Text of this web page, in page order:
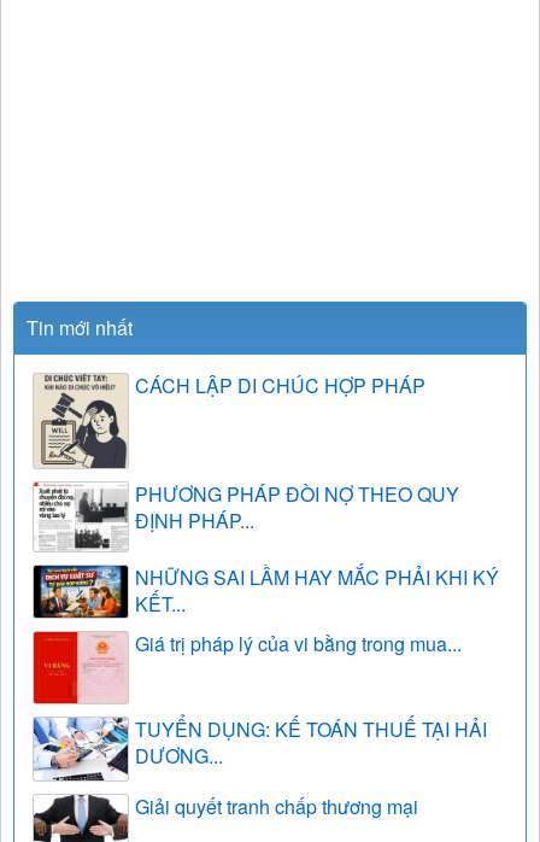
Tin mới nhất
CÁCH LẬP DI CHÚC HỢP PHÁP
PHƯƠNG PHÁP ĐÒI NỢ THEO QUY
ĐỊNH PHÁP...
NHỮNG SAI LẦM HAY MẮC PHẢI KHI KÝ
KẾT...
Giá trị pháp lý của vi bằng trong mua...
TUYỂN DỤNG: KẾ TOÁN THUẾ TẠI HẢI
DƯƠNG...
Giải quyết tranh chấp thương mại